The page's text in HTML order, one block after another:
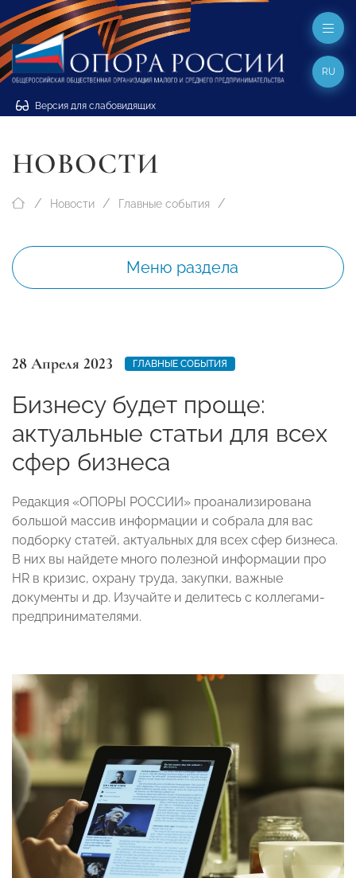
Версия для слабовидящих
RU
НОВОСТИ
Новости Главные события
Меню раздела
28 Апреля 2023 ГЛАВНЫЕ СОБЫТИЯ
Бизнесу будет проще:
актуальные статьи для всех
сфер бизнеса
Редакция «ОПОРЫ РОССИИ» проанализирована
большой массив информации и собрала для вас
подборку статей, актуальных для всех сфер бизнеса.
В них вы найдете много полезной информации про
HR в кризис, охрану труда, закупки, важные
документы и др. Изучайте и делитесь с коллегами-
предпринимателями.